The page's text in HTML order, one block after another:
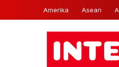
Amerika Asean